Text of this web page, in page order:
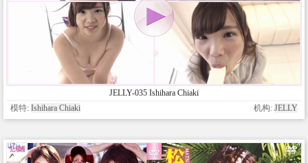
JELLY-035 Ishihara Chiaki
模特: Ishihara Chiaki 机构: JELLY